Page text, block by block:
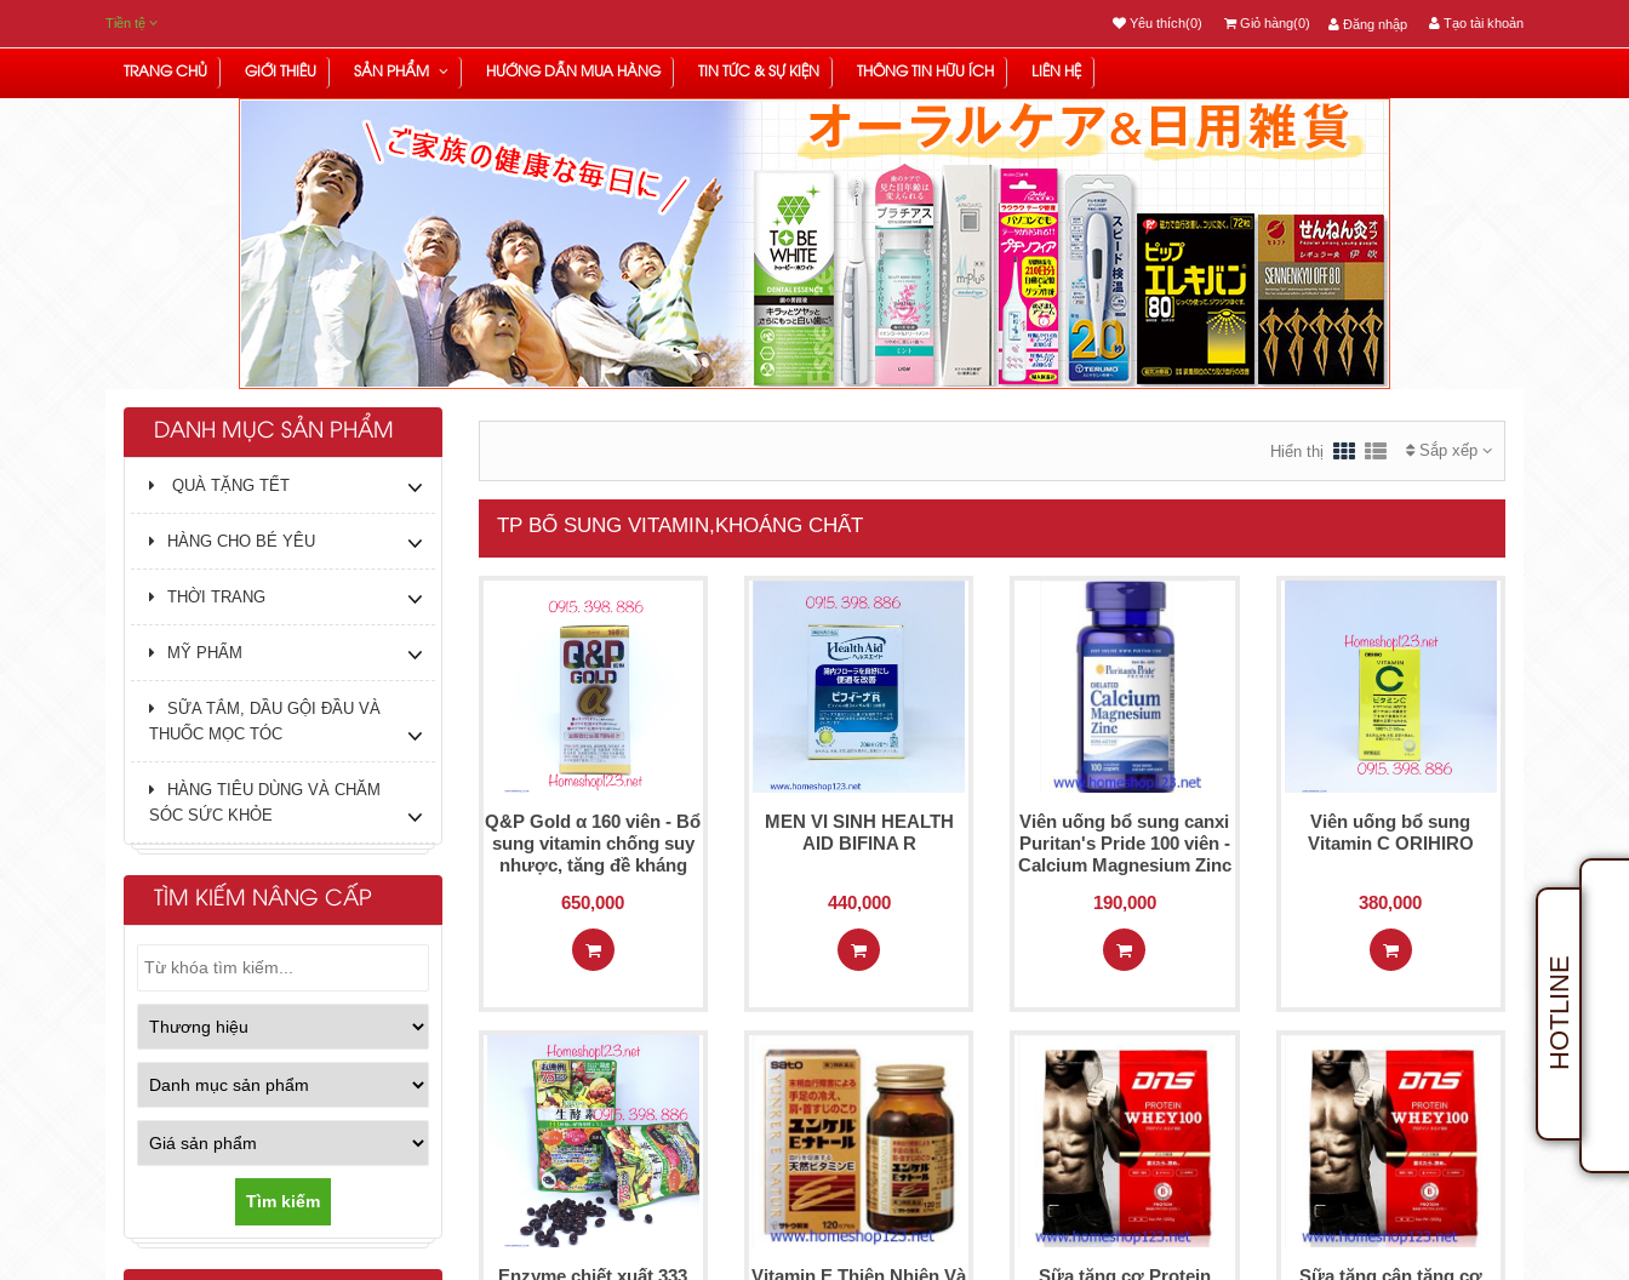
Tiền tệ Đăng nhập Tạo tài khoản
Yêu thích(0) Giỏ hàng(0)
TRANG CHỦ GIỚI THIÊU SẢN PHẨM HƯỚNG DẪN MUA HÀNG TIN TỨC & SỰ KIỆN THÔNG TIN HỮU ÍCH LIÊN HỆ
DANH MỤC SẢN PHẨM
QUÀ TẶNG TẾT
HÀNG CHO BÉ YÊU
THỜI TRANG
MỸ PHẨM
SỮA TẮM, DẦU GỘI ĐẦU VÀ
THUỐC MỌC TÓC
HÀNG TIÊU DÙNG VÀ CHĂM
SÓC SỨC KHỎE
TÌM KIẾM NÂNG CẤP
Tìm kiếm
Sắp xếp
Hiển thị
TP BỔ SUNG VITAMIN,KHOÁNG CHẤT
Q&P Gold α 160 viên - Bổ
sung vitamin chống suy
nhược, tăng đề kháng
650,000
MEN VI SINH HEALTH
AID BIFINA R
440,000
Viên uống bổ sung canxi
Puritan's Pride 100 viên -
Calcium Magnesium Zinc
190,000
Viên uống bổ sung
Vitamin C ORIHIRO
380,000
HOTLINE